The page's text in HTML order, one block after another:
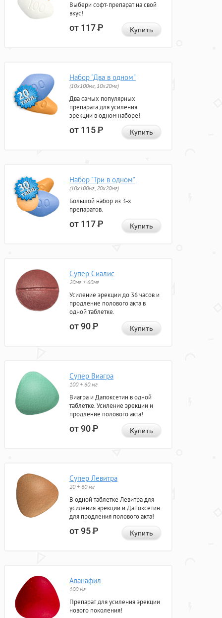
Выбери софт-препарат на свой
вкус!
от 117Р Купить
Набор "Два в одном"
(10x100мг, 10x20мг)
Два самых популярных
препарата для усиления
эрекции в одном наборе!
от 115Р Купить
Набор "Три в одном"
(10x100мг, 20x20мг)
Большой набор из 3-х
препаратов.
от 117Р Купить
Супер Сиалис
20мг + 60мг
Усиление эрекции до 36 часов и
продление полового акта в
одной таблетке.
от 90Р Купить
Супер Виагра
100 + 60 мг
Виагра и Дапоксетин в одной
таблетке. Усиление эрекции и
продление полового акта!
от 90Р Купить
Супер Левитра
20 + 60 мг
В одной таблетке Левитра для
усиления эрекции и Дапоксетин
для продления полового акта!
от 95Р Купить
Аванафил
100 мг
Препарат для усиления эрекции
нового поколения!